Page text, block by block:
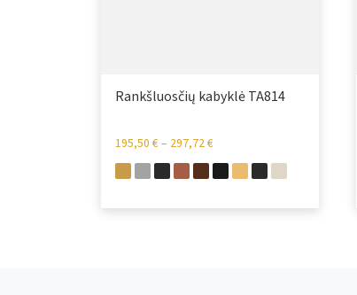
Rankšluosčių kabyklė TA814
195,50 €– 297,72€